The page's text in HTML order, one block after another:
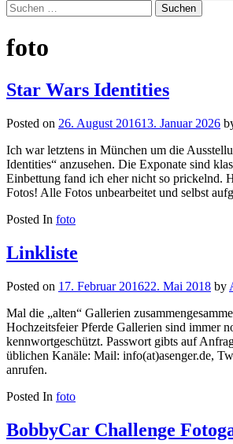
Suchen
nach:
foto
Star Wars Identities
Posted on 26. August 201613. Januar 2026
Ich war letztens in München um die
Identities“ anzusehen. Die Exponate sind
Einbettung fand ich eher nicht so prickelnd.
Fotos! Alle Fotos unbearbeitet und selbst
Posted In foto
Linkliste
Posted on 17. Februar 201622. Mai 2018 by
Mal die „alten“ Gallerien
Hochzeitsfeier Pferde Gallerien sind immer
kennwortgeschützt. Passwort gibts auf
üblichen Kanäle: Mail: info(at)asenger.de,
anrufen.
Posted In foto
BobbyCar Challenge